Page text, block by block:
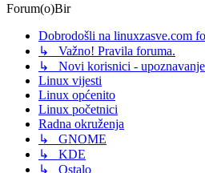
Forum(o)Bir
Dobrodošli na linuxzasve.com
↳ Važno! Pravila foruma.
↳ Novi korisnici - upoznavanje
Linux vijesti
Linux općenito
Linux početnici
Radna okruženja
↳ GNOME
↳ KDE
↳ Ostalo